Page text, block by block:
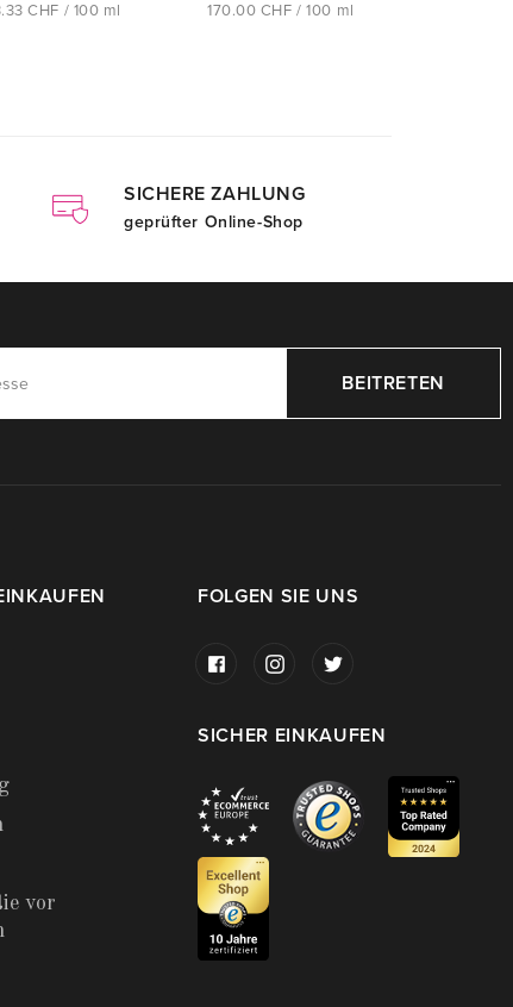
CHF / 100 ml 170.00 CHF / 100 ml
SICHERE ZAHLUNG
geprüfter Online-Shop
BEITRETEN
vor
FOLGEN SIE UNS
SICHER EINKAUFEN